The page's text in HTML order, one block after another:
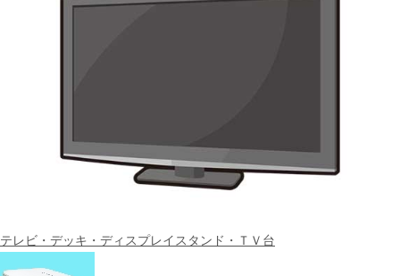
テレビ・デッキ・ディスプレイスタンド・ＴＶ台